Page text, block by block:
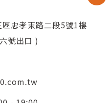
忠孝東路二段5號1樓
號出口 )